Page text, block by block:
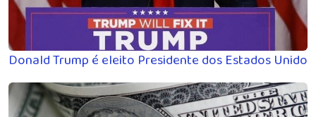
Donald Trump é eleito Presidente dos Estados Unidos